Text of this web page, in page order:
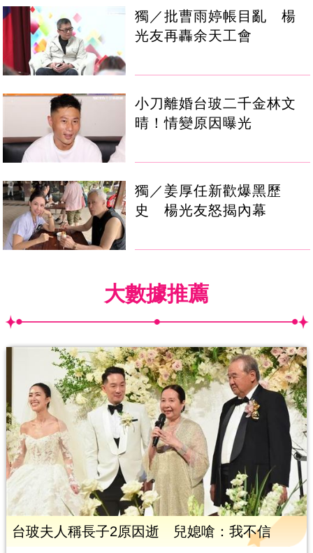
獨／批曹雨婷帳目亂 楊
光友再轟余天工會
小刀離婚台玻二千金林文
晴！情變原因曝光
獨／姜厚任新歡爆黑歷
史 楊光友怒揭內幕
大數據推薦
台玻夫人稱長子2原因逝 兒媳嗆：我不信